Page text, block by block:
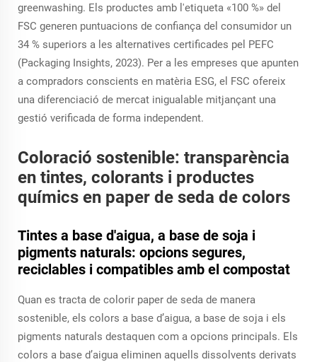
greenwashing. Els productes amb l'etiqueta «100 %» del
FSC generen puntuacions de confiança del consumidor un
34 % superiors a les alternatives certificades pel PEFC
(Packaging Insights, 2023). Per a les empreses que apunten
a compradors conscients en matèria ESG, el FSC ofereix
una diferenciació de mercat inigualable mitjançant una
gestió verificada de forma independent.
Coloració sostenible: transparència
en tintes, colorants i productes
químics en paper de seda de colors
Tintes a base d'aigua, a base de soja i
pigments naturals: opcions segures,
reciclables i compatibles amb el compostat
Quan es tracta de colorir paper de seda de manera
sostenible, els colors a base d’aigua, a base de soja i els
pigments naturals destaquen com a opcions principals. Els
colors a base d’aigua eliminen aquells dissolvents derivats